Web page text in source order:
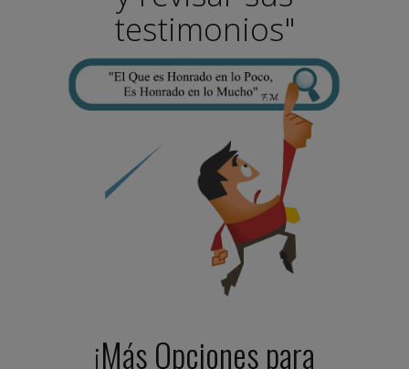
testimonios"
¡Más Opciones para